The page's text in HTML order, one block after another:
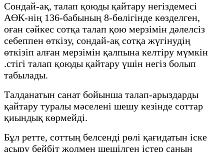
Сондай-ақ, талап қоюды қайтару негіздемесі
АӨК-нің 136-бабының 8-бөлігінде көзделген,
оған сәйкес сотқа талап қою мерзімін дәлелсіз
себеппен өткізу, сондай-ақ сотқа жүгінудің
өткізіп алған мерзімін қалпына келтіру мүмкін
.стігі талап қоюды қайтару үшін негіз болып
табылады.
Талданатын санат бойынша талап-арыздарды
қайтару туралы мәселені шешу кезінде соттар
қиындық көрмейді.
Бұл ретте, соттың белсенді рөлі қағидатын іске
асыру бейбіт жолмен шешілген істер санын